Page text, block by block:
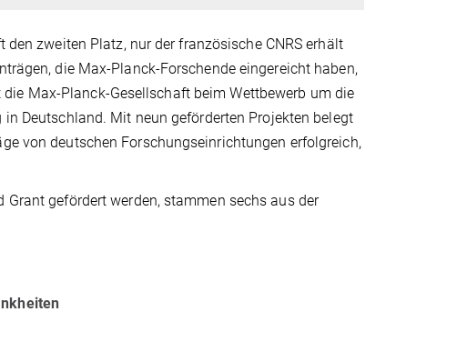
zweiten Platz, nur der französische CNRS erhält
die Max-Planck-Forschende eingereicht haben,
Max-Planck-Gesellschaft beim Wettbewerb um die
Deutschland. Mit neun geförderten Projekten belegt
von deutschen Forschungseinrichtungen erfolgreich,
gefördert werden, stammen sechs aus der